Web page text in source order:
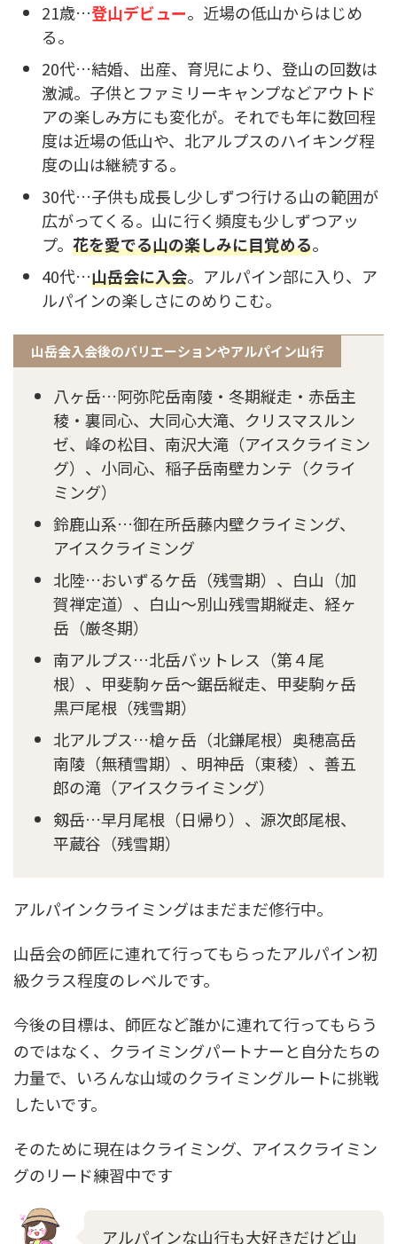
21歳…登山デビュー。近場の低山からはじめ
る。
20代…結婚、出産、育児により、登山の回数は
激減。子供とファミリーキャンプなどアウトド
アの楽しみ方にも変化が。それでも年に数回程
度は近場の低山や、北アルプスのハイキング程
度の山は継続する。
30代…子供も成長し少しずつ行ける山の範囲が
広がってくる。山に行く頻度も少しずつアッ
プ。 花を愛でる山の楽しみに目覚める。
40代…山岳会に入会。アルパイン部に入り、ア
ルパインの楽しさにのめりこむ。
山岳会入会後のバリエーションやアルパイン山行
八ヶ岳…阿弥陀岳南陵・冬期縦走・赤岳主
稜・裏同心、大同心大滝、クリスマスルン
ゼ、峰の松目、南沢大滝（アイスクライミン
グ）、小同心、稲子岳南壁カンテ（クライ
ミング）
鈴鹿山系…御在所岳藤内壁クライミング、
アイスクライミング
北陸…おいずるケ岳（残雪期）、白山（加
賀禅定道）、白山～別山残雪期縦走、経ヶ
岳（厳冬期）
南アルプス…北岳バットレス（第４尾
根）、甲斐駒ヶ岳～鋸岳縦走、甲斐駒ヶ岳
黒戸尾根（残雪期）
北アルプス…槍ヶ岳（北鎌尾根）奥穂高岳
南陵（無積雪期）、明神岳（東稜）、善五
郎の滝（アイスクライミング）
剱岳…早月尾根（日帰り）、源次郎尾根、
平蔵谷（残雪期）
アルパインクライミングはまだまだ修行中。
山岳会の師匠に連れて行ってもらったアルパイン初
級クラス程度のレベルです。
今後の目標は、師匠など誰かに連れて行ってもらう
のではなく、クライミングパートナーと自分たちの
力量で、いろんな山域のクライミングルートに挑戦
したいです。
そのために現在はクライミング、アイスクライミン
グのリード練習中です
アルパインな山行も大好きだけど山